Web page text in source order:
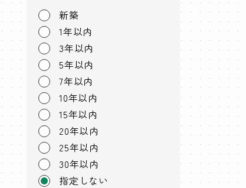
新築
1年以内
3年以内
5年以内
7年以内
10年以内
15年以内
20年以内
25年以内
30年以内
指定しない